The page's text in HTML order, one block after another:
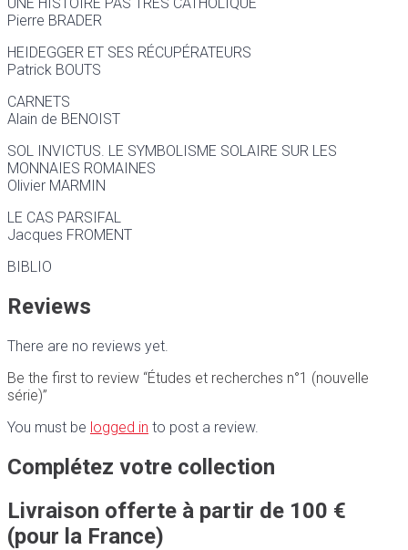
Pierre BRADER
HEIDEGGER ET SES RÉCUPÉRATEURS
Patrick BOUTS
CARNETS
Alain de BENOIST
SOL INVICTUS. LE SYMBOLISME SOLAIRE SUR LES
MONNAIES ROMAINES
Olivier MARMIN
LE CAS PARSIFAL
Jacques FROMENT
BIBLIO
Reviews
There are no reviews yet.
Be the first to review “Études et recherches n°1 (nouvelle
série)”
You must be logged in to post a review.
Complétez votre collection
Livraison offerte à partir de 100 €
(pour la France)